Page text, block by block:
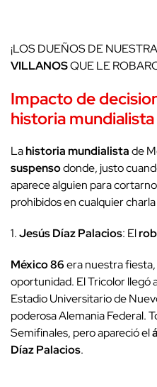
¡LOS DUEÑOS DE
VILLANOSQUE LE
Impacto de
historia
Lahistoria mundialistade
suspensodonde, justo
aparece alguien para
prohibidos en cualquier
1.Jesús Díaz Palacios: El
México 86era nuestra
oportunidad. El Tricolor llegó
Estadio Universitario de
poderosa Alemania Federal.
Semifinales, pero apareció el
Díaz Palacios.